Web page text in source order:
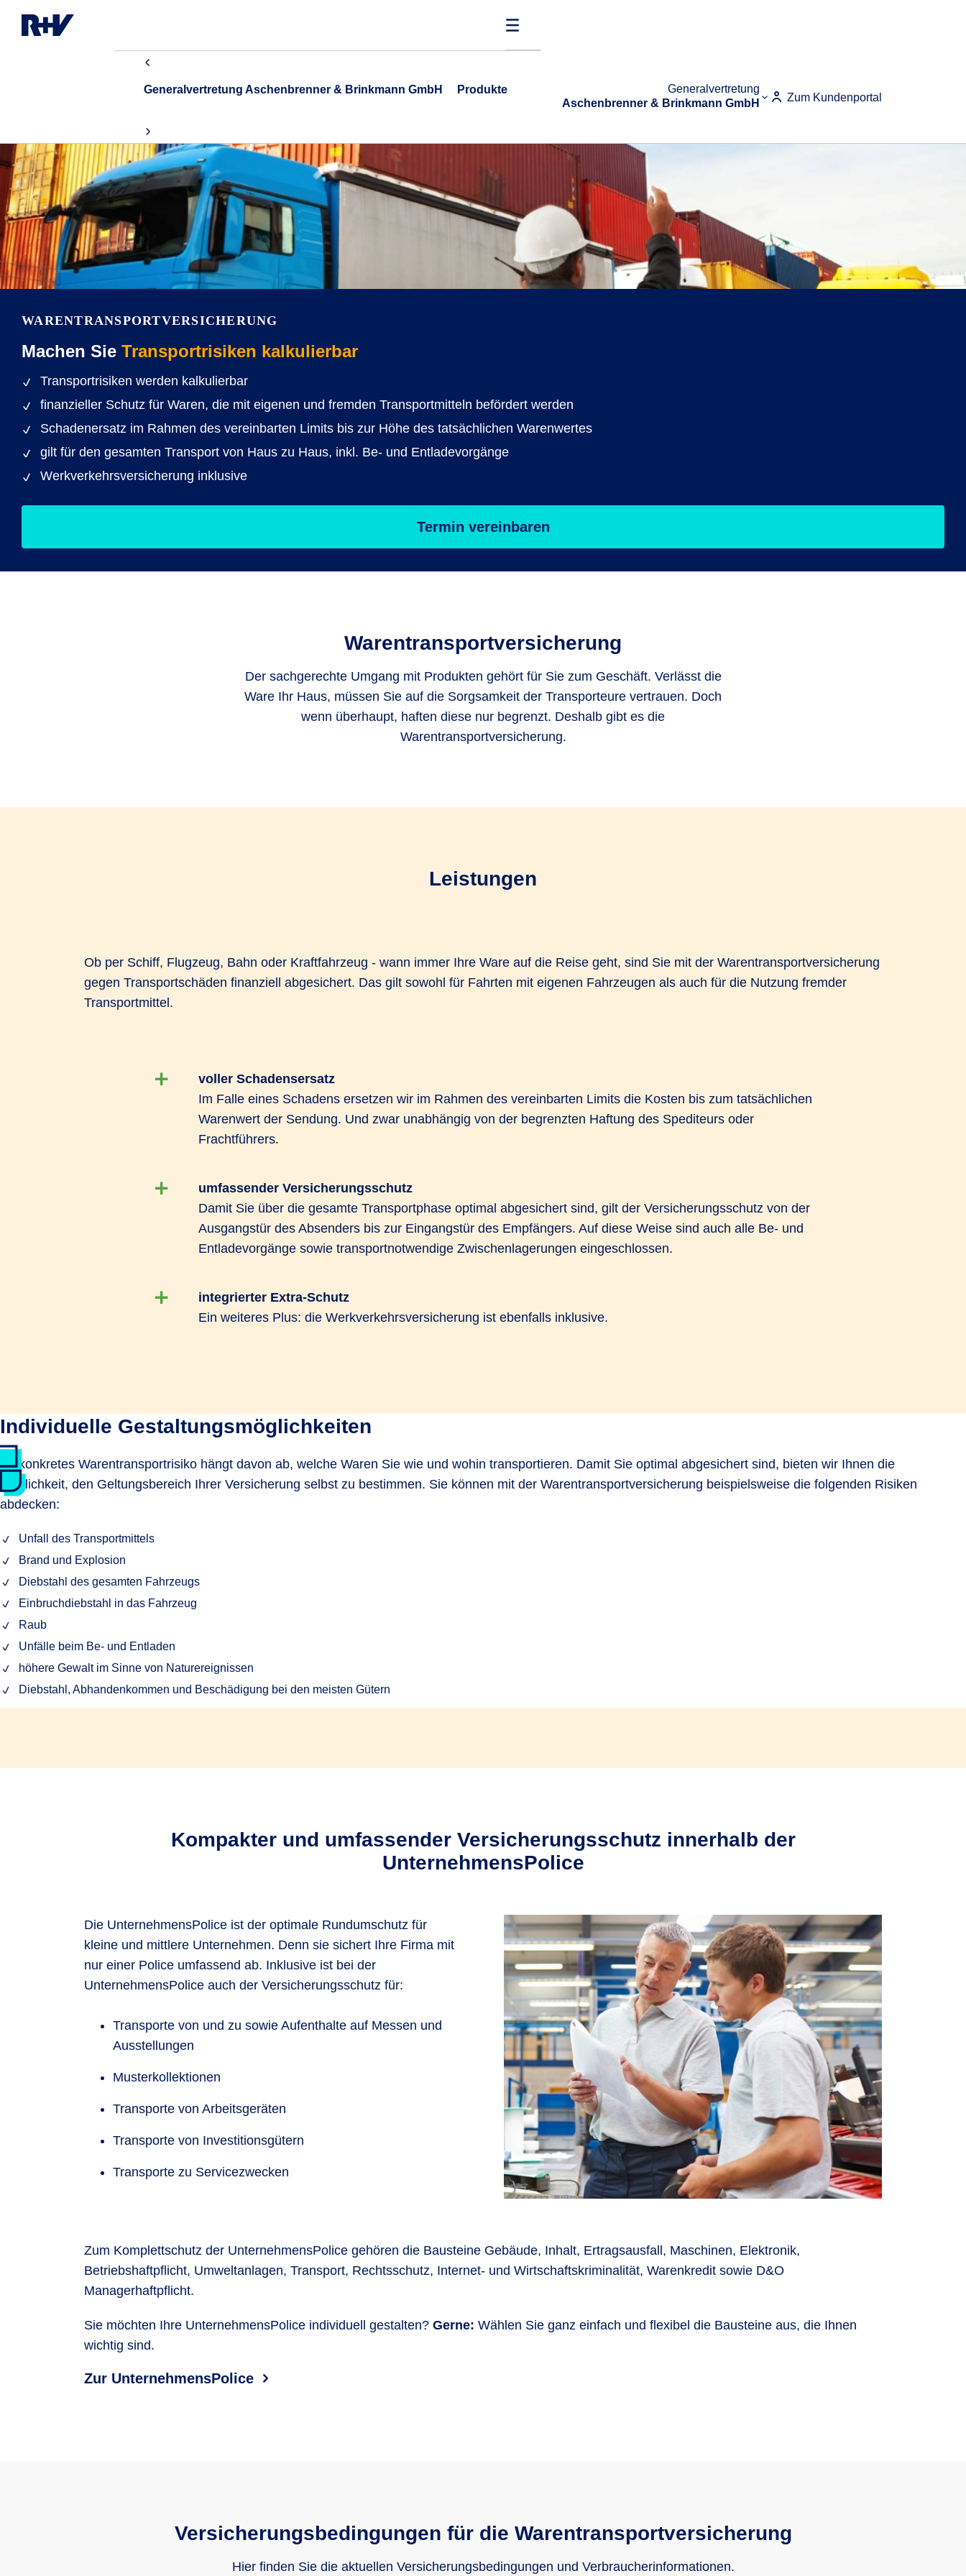
Generalvertretung
Aschenbrenner & Brinkmann GmbH
Zum Kundenportal
Generalvertretung Aschenbrenner & Brinkmann GmbH Produkte
WARENTRANSPORT­VERSICHERUNG
Machen Sie Transportrisiken kalkulierbar
Transportrisiken werden kalkulierbar
finanzieller Schutz für Waren, die mit eigenen und fremden Transportmitteln befördert werden
Schadenersatz im Rahmen des vereinbarten Limits bis zur Höhe des tatsächlichen Warenwertes
gilt für den gesamten Transport von Haus zu Haus, inkl. Be- und Entladevorgänge
Werkverkehrsversicherung inklusive
Termin vereinbaren
Warentransport­versicherung
Der sachgerechte Umgang mit Produkten gehört für Sie zum Geschäft. Verlässt die
Ware Ihr Haus, müssen Sie auf die Sorgsamkeit der Transporteure vertrauen. Doch
wenn überhaupt, haften diese nur begrenzt. Deshalb gibt es die
Warentransportversicherung.
Leistungen
Ob per Schiff, Flugzeug, Bahn oder Kraftfahrzeug - wann immer Ihre Ware auf die Reise geht, sind Sie mit der Warentransportversicherung
gegen Transportschäden finanziell abgesichert. Das gilt sowohl für Fahrten mit eigenen Fahrzeugen als auch für die Nutzung fremder
Transportmittel.
voller Schadensersatz
Im Falle eines Schadens ersetzen wir im Rahmen des vereinbarten Limits die Kosten bis zum tatsächlichen
Warenwert der Sendung. Und zwar unabhängig von der begrenzten Haftung des Spediteurs oder
Frachtführers.
umfassender Versicherungsschutz
Damit Sie über die gesamte Transportphase optimal abgesichert sind, gilt der Versicherungsschutz von der
Ausgangstür des Absenders bis zur Eingangstür des Empfängers. Auf diese Weise sind auch alle Be- und
Entladevorgänge sowie transportnotwendige Zwischenlagerungen eingeschlossen.
integrierter Extra-Schutz
Ein weiteres Plus: die Werkverkehrsversicherung ist ebenfalls inklusive.
Individuelle Gestaltungsmöglichkeiten
Ihr konkretes Warentransportrisiko hängt davon ab, welche Waren Sie wie und wohin transportieren. Damit Sie optimal abgesichert sind, bieten wir Ihnen die
Möglichkeit, den Geltungsbereich Ihrer Versicherung selbst zu bestimmen. Sie können mit der Warentransportversicherung beispielsweise die folgenden Risiken
abdecken:
Unfall des Transportmittels
Brand und Explosion
Diebstahl des gesamten Fahrzeugs
Einbruchdiebstahl in das Fahrzeug
Raub
Unfälle beim Be- und Entladen
höhere Gewalt im Sinne von Naturereignissen
Diebstahl, Abhandenkommen und Beschädigung bei den meisten Gütern
Kompakter und umfassender Versicherungsschutz innerhalb der
UnternehmensPolice
Die UnternehmensPolice ist der optimale Rundumschutz für
kleine und mittlere Unternehmen. Denn sie sichert Ihre Firma mit
nur einer Police umfassend ab. Inklusive ist bei der
UnternehmensPolice auch der Versicherungsschutz für:
Transporte von und zu sowie Aufenthalte auf Messen und
Ausstellungen
Musterkollektionen
Transporte von Arbeitsgeräten
Transporte von Investitionsgütern
Transporte zu Servicezwecken
Zum Komplettschutz der UnternehmensPolice gehören die Bausteine Gebäude, Inhalt, Ertragsausfall, Maschinen, Elektronik,
Betriebshaftpflicht, Umweltanlagen, Transport, Rechtsschutz, Internet- und Wirtschaftskriminalität, Warenkredit sowie D&O
Managerhaftpflicht.
Sie möchten Ihre UnternehmensPolice individuell gestalten?Gerne:Wählen Sie ganz einfach und flexibel die Bausteine aus, die Ihnen
wichtig sind.
Zur UnternehmensPolice
Versicherungsbedingungen für die Warentransportversicherung
Hier finden Sie die aktuellen Versicherungsbedingungen und Verbraucherinformationen.